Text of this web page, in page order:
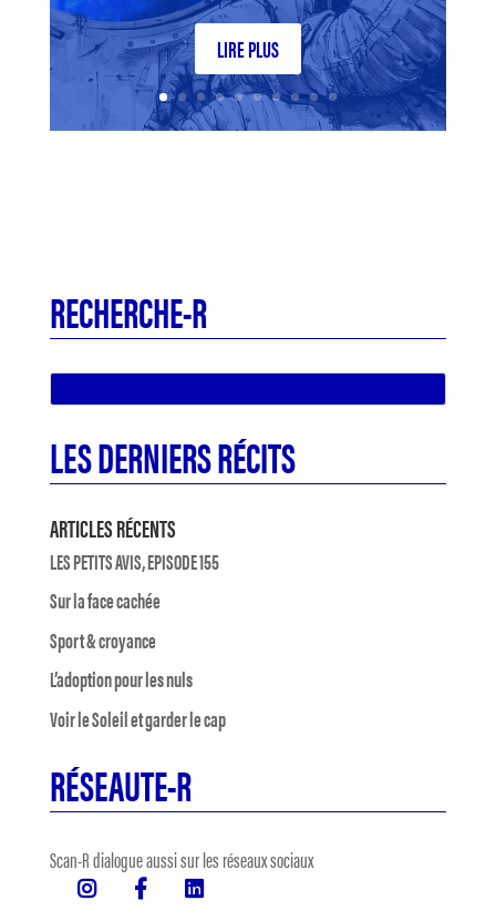
LIRE PLUS
RECHERCHE-R
LES DERNIERS RÉCITS
ARTICLES RÉCENTS
LES PETITS AVIS, EPISODE 155
Sur la face cachée
Sport & croyance
L’adoption pour les nuls
Voir le Soleil et garder le cap
RÉSEAUTE-R
Scan-R dialogue aussi sur les réseaux sociaux